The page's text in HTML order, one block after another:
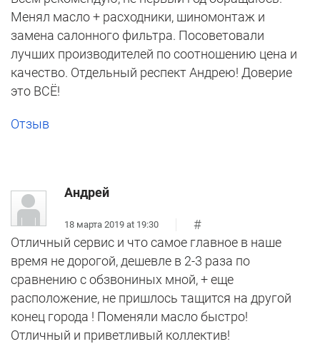
Менял масло + расходники, шиномонтаж и
замена салонного фильтра. Посоветовали
лучших производителей по соотношению цена и
качество. Отдельный респект Андрею! Доверие
это ВСЁ!
Отзыв
Андрей
18 марта 2019 at 19:30
#
Отличный сервис и что самое главное в наше
время не дорогой, дешевле в 2-3 раза по
сравнению с обзвониных мной, + еще
расположение, не пришлось тащится на другой
конец города ! Поменяли масло быстро!
Отличный и приветливый коллектив!